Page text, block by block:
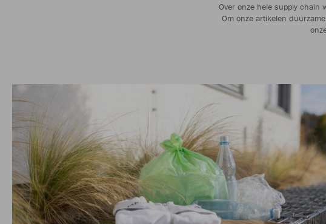
Over onze hele supply chain
Om onze artikelen